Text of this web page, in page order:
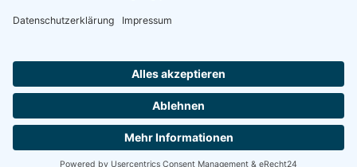
16:30 Uhr - 18:30 Uhr
Notruf bei Wasserrohrbruch:
Notdienst:
Telefon: 08193-9305-99
© 2020 All rights Reserved.